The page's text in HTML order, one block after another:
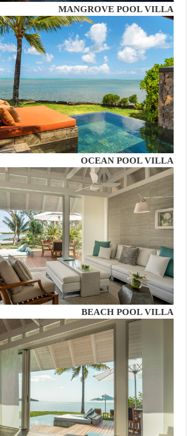
MANGROVE POOL VILLA
OCEAN POOL VILLA
BEACH POOL VILLA